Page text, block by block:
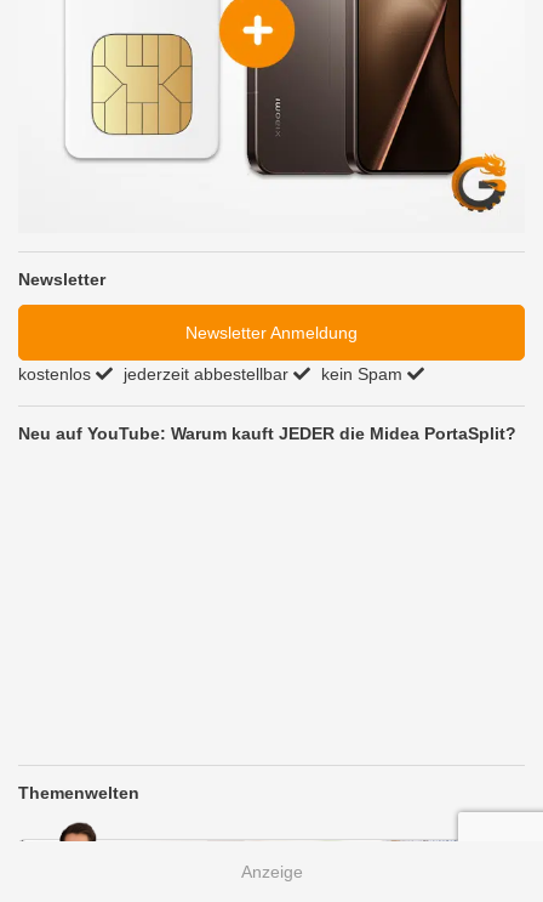
Newsletter
Newsletter Anmeldung
kostenlos jederzeit abbestellbar kein Spam
Neu auf YouTube: Warum kauft JEDER die Midea PortaSplit?
Themenwelten
Thorben